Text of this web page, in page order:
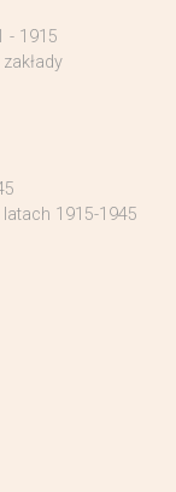
- 1915
1915-1945